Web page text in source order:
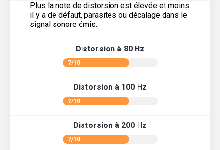
Plus la note de distorsion est élevée et moins
il y a de défaut, parasites ou décalage dans le
signal sonore émis.
Distorsion à 80 Hz
7/10
Distorsion à 100 Hz
7/10
Distorsion à 200 Hz
7/10